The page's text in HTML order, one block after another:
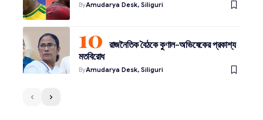
ByAmudarya Desk, Siliguri
রাজনৈতিক বৈঠকে কুণাল-অভিষেকের প্রকাশ্য
মতবিরোধ
ByAmudarya Desk, Siliguri